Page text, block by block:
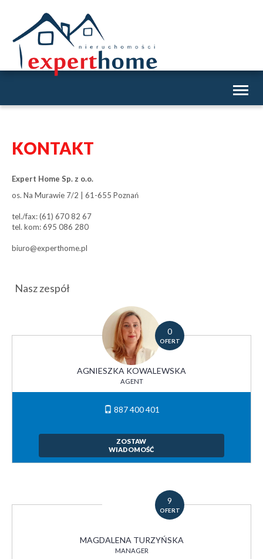
KONTAKT
Expert Home Sp. z o.o.
os. Na Murawie 7/2 | 61-655 Poznań
tel./fax: (61) 670 82 67
tel. kom: 695 086 280
biuro@experthome.pl
Nasz zespół
0
OFERT
AGNIESZKA KOWALEWSKA
AGENT
887 400 401
ZOSTAW
WIADOMOŚĆ
9
OFERT
MAGDALENA TURZYŃSKA
MANAGER